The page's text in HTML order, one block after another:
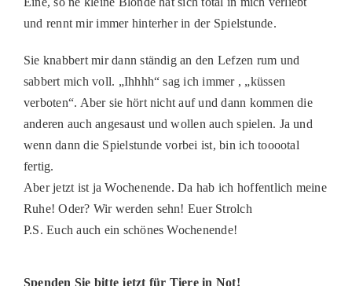
und rennt mir immer hinterher in der Spielstunde.
Sie knabbert mir dann ständig an den Lefzen rum und
sabbert mich voll. „Ihhhh“ sag ich immer , „küssen
verboten“. Aber sie hört nicht auf und dann kommen die
anderen auch angesaust und wollen auch spielen. Ja und
wenn dann die Spielstunde vorbei ist, bin ich tooootal
fertig.
Aber jetzt ist ja Wochenende. Da hab ich hoffentlich meine
Ruhe! Oder? Wir werden sehn! Euer Strolch
P.S. Euch auch ein schönes Wochenende!
Spenden Sie bitte jetzt für Tiere in Not!